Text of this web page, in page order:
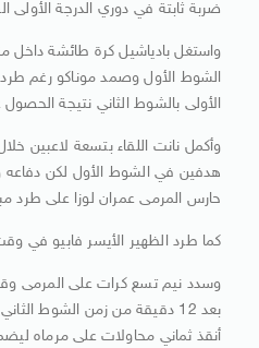
ضربة ثابتة في دوري الدرجة الأولى
واستغل بادياشيل كرة طائشة داخل
الشوط الأول وصمد موناكو رغم
الأولى بالشوط الثاني نتيجة الحصول
هدفين في الشوط الأول لكن دفاعه
حارس المرمى عمران لوزا على طرد
كما طرد الظهير الأيسر فابيو في
وسدد نيم تسع كرات على المرمى
بعد 12 دقيقة من زمن الشوط
أنقذ ثماني محاولات على مرماه